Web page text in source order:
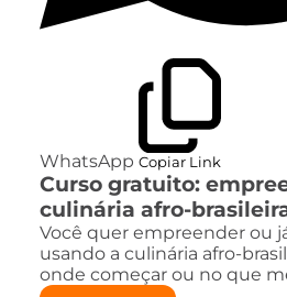
WhatsApp Copiar Link
Curso gratuito:
culinária afro-
Você quer empreender ou
usando a culinária afro-
onde começar ou no que